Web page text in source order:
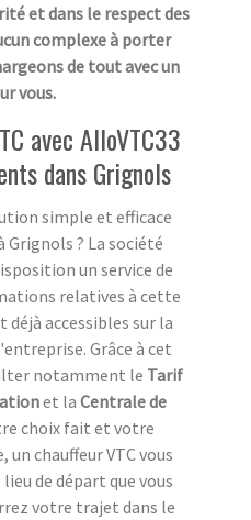
et dans le respect des
complexe à porter
de tout avec un
vous.
avec AlloVTC33
dans Grignols
simple et efficace
Grignols ? La société
un service de
relatives à cette
accessibles sur la
Grâce à cet
notamment le Tarif
et la Centrale de
choix fait et votre
un chauffeur VTC vous
de départ que vous
votre trajet dans le